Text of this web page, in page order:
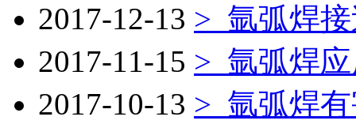
2017-12-13 > 氩弧焊
2017-11-15 > 氩弧焊
2017-10-13 > 氩弧焊